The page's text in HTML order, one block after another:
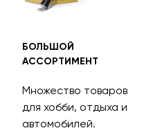
БОЛЬШОЙ
АССОРТИМЕНТ
Множество товаров
для хобби, отдыха и
автомобилей.